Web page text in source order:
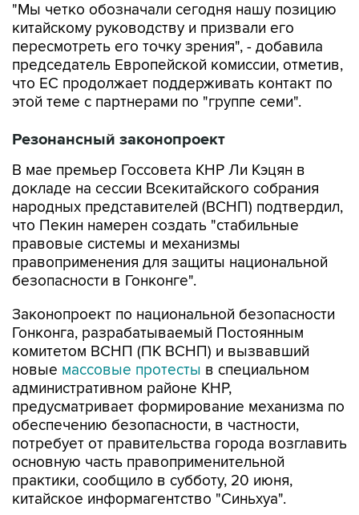
"Мы четко обозначали сегодня нашу позицию
китайскому руководству и призвали его
пересмотреть его точку зрения", - добавила
председатель Европейской комиссии, отметив,
что ЕС продолжает поддерживать контакт по
этой теме с партнерами по "группе семи".
Резонансный законопроект
В мае премьер Госсовета КНР Ли Кэцян в
докладе на сессии Всекитайского собрания
народных представителей (ВСНП) подтвердил,
что Пекин намерен создать "стабильные
правовые системы и механизмы
правоприменения для защиты национальной
безопасности в Гонконге".
Законопроект по национальной безопасности
Гонконга, разрабатываемый Постоянным
комитетом ВСНП (ПК ВСНП) и вызвавший
новые массовые протесты в специальном
административном районе КНР,
предусматривает формирование механизма по
обеспечению безопасности, в частности,
потребует от правительства города возглавить
основную часть правоприменительной
практики, сообщило в субботу, 20 июня,
китайское информагентство "Синьхуа".